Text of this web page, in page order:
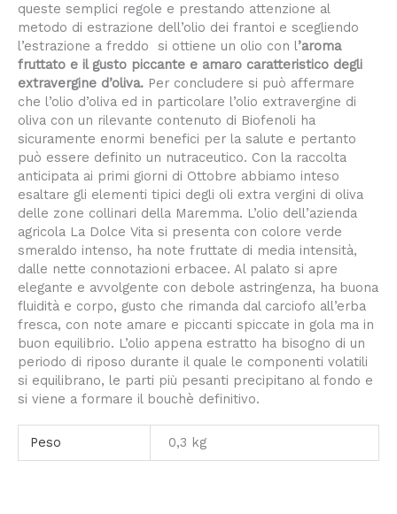
queste semplici regole e prestando attenzione al
metodo di estrazione dell’olio dei frantoi e scegliendo
l’estrazione a freddo si ottiene un olio con l’aroma
fruttato e il gusto piccante e amaro caratteristico degli
extravergine d’oliva. Per concludere si può affermare
che l’olio d’oliva ed in particolare l’olio extravergine di
oliva con un rilevante contenuto di Biofenoli ha
sicuramente enormi benefici per la salute e pertanto
può essere definito un nutraceutico. Con la raccolta
anticipata ai primi giorni di Ottobre abbiamo inteso
esaltare gli elementi tipici degli oli extra vergini di oliva
delle zone collinari della Maremma. L’olio dell’azienda
agricola La Dolce Vita si presenta con colore verde
smeraldo intenso, ha note fruttate di media intensità,
dalle nette connotazioni erbacee. Al palato si apre
elegante e avvolgente con debole astringenza, ha buona
fluidità e corpo, gusto che rimanda dal carciofo all’erba
fresca, con note amare e piccanti spiccate in gola ma in
buon equilibrio. L’olio appena estratto ha bisogno di un
periodo di riposo durante il quale le componenti volatili
si equilibrano, le parti più pesanti precipitano al fondo e
si viene a formare il bouchè definitivo.
Peso 0,3 kg